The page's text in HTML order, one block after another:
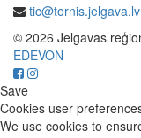
tic@tornis.jelgava.lv
© 2026 Jelgavas
EDEVON
Save
Cookies user
We use cookies to